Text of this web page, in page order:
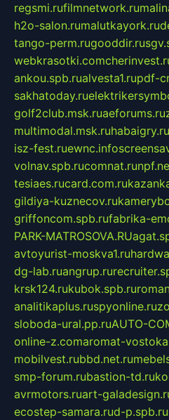
regsmi.rufilmnetwork.ru
h2o-salon.rumalutkayork.ru
tango-perm.rugooddir.ru
webkrasotki.com
ankou.spb.rualvesta1.rupdf-
sakhatoday.ru
golf2club.msk.ruaeforums.ru
multimodal.msk.ruhabaigry.ru
isz-fest.ruewnc.info
volnav.spb.rucomnat.ru
tesiaes.rucard.com.ru
gildiya-kuznecov.ru
griffoncom.spb.rufabrika-
PARK-MATROSOVA.RU
avtoyurist-moskva1.ru
dg-lab.ruangrup.ru
krsk124.rukubok.spb.ru
analitikaplus.ruspyonline.ru
sloboda-ural.pp.ruAUTO-
online-z.comaromat-
mobilvest.rubbd.net.ru
smp-forum.rubastion-td.ru
avrmotors.ruart-
ecostep-samara.rud-p.spb.ru